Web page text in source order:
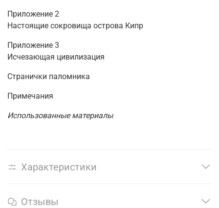
Приложение 2
Настоящие сокровища острова Кипр
Приложение 3
Исчезающая цивилизация
Странички паломника
Примечания
Использованные материалы
Характеристики
Отзывы